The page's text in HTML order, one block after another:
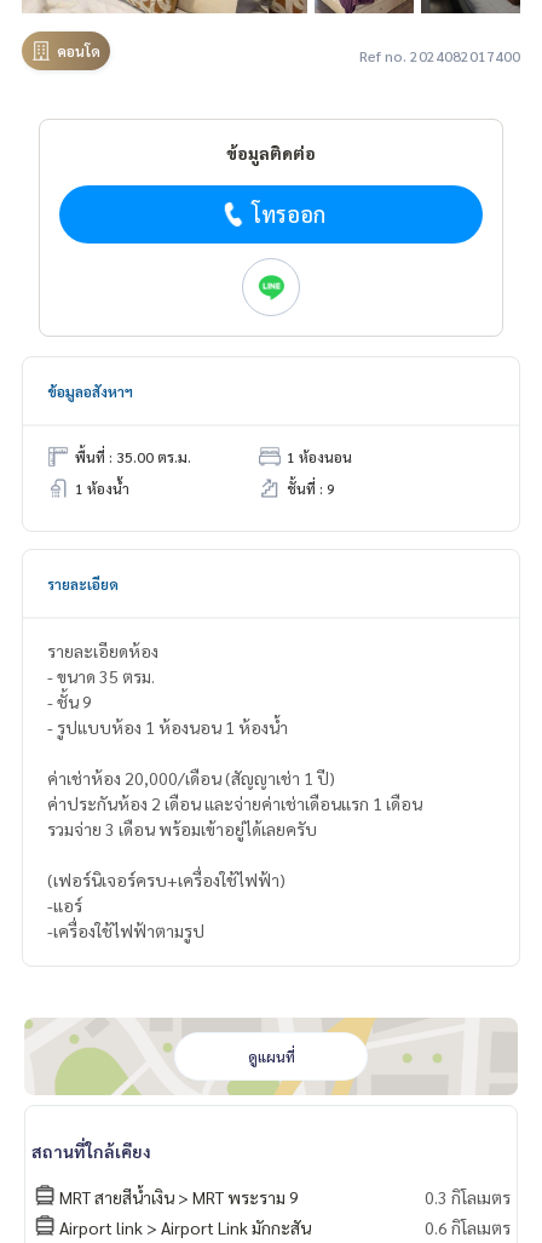
คอนโด Ref no. 2024082017400
ข้อมูลติดต่อ
โทรออก
ข้อมูลอสังหาฯ
พื้นที่ : 35.00 ตร.ม.
1 ห้องนอน
1 ห้องน้ำ
ชั้นที่ : 9
รายละเอียด
รายละเอียดห้อง
- ขนาด 35 ตรม.
- ชั้น 9
- รูปแบบห้อง 1 ห้องนอน 1 ห้องน้ำ
ค่าเช่าห้อง 20,000/เดือน (สัญญาเช่า 1 ปี)
ค่าประกันห้อง 2 เดือน และจ่ายค่าเช่าเดือนแรก 1 เดือน
รวมจ่าย 3 เดือน พร้อมเข้าอยู่ได้เลยครับ
(เฟอร์นิเจอร์ครบ+เครื่องใช้ไฟฟ้า)
-แอร์
-เครื่องใช้ไฟฟ้าตามรูป
ดูแผนที่
สถานที่ใกล้เคียง
MRT สายสีน้ำเงิน > MRT พระราม 9
0.3 กิโลเมตร
Airport link > Airport Link มักกะสัน
0.6 กิโลเมตร